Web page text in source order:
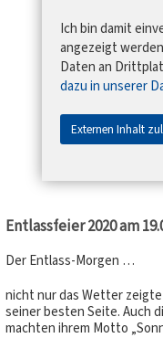
Ich bin damit
angezeigt
Daten an
dazu in unserer
Externen Inhalt
Entlassfeier 2020 am
Der Entlass-Morgen …
nicht nur das Wetter
seiner besten Seite. Auch
machten ihrem Motto